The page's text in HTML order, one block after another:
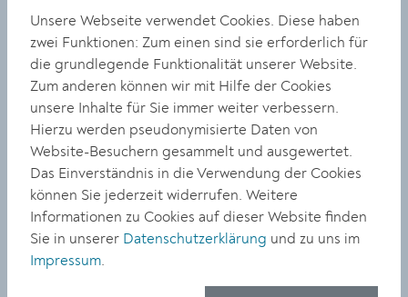
abgegeben haben, können keine Eintragungen mehr
vornehmen, da eine getätigte Unterstützungserklärung
bereits als gültige Eintragung zählt.
Das Eintragungslokal in Krems befindet sich im Rathaus
(Obere Landstraße 4).
Die Stimmabgabe ist entweder persönlich möglich –
durch Unterschrift in einer beliebigen Gemeinde
unabhängig vom Wohnsitz (Identitätsnachweis durch
Dokument wie Reisepass, Führerschein usw.) – oder
online via elektronischer Signatur (Handy-Signatur
oder Bürgerkarte).
Unsere Webseite verwendet Cookies. Diese haben
zwei Funktionen: Zum einen sind sie erforderlich für
die grundlegende Funktionalität unserer Website.
Zum anderen können wir mit Hilfe der Cookies
unsere Inhalte für Sie immer weiter verbessern.
Hierzu werden pseudonymisierte Daten von
Website-Besuchern gesammelt und ausgewertet.
Das Einverständnis in die Verwendung der Cookies
können Sie jederzeit widerrufen. Weitere
Informationen zu Cookies auf dieser Website finden
Sie in unserer Datenschutzerklärung und zu uns im
Impressum.